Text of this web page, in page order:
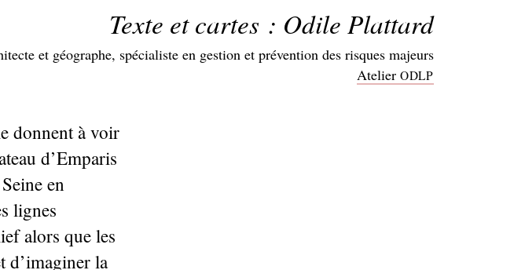
Texte et cartes : Odile Plattard
et géographe, spécialiste en gestion et prévention des risques majeurs
Atelier ODLP
donnent à voir
d’Emparis
en
lignes
alors que les
d’imaginer la